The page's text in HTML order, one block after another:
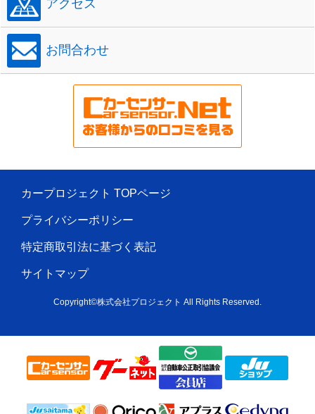
アクセス
お問合わせ
カープロジェクト TOPページ
プライバシーポリシー
特定商取引法に基づく表記
サイトマップ
Copyright©株式会社プロジェクト All Rights Reserved.